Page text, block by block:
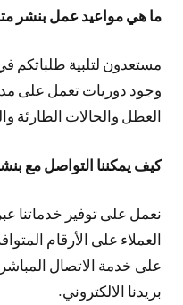
ما هي مواعيد عمل بنشر
مستعدون لتلبية طلباتكم
العطل والحالات الطارئة
كيف يمكننا التواصل مع
نعمل على توفير خدماتنا
العملاء على الأرقام
على خدمة الاتصال
بريدنا الالكتروني.